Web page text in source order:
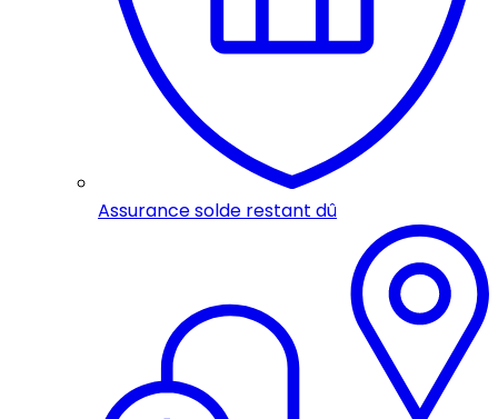
Assurance solde restant dû